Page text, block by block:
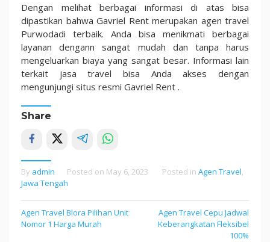
Dengan melihat berbagai informasi di atas bisa
dipastikan bahwa Gavriel Rent merupakan agen travel
Purwodadi terbaik. Anda bisa menikmati berbagai
layanan dengann sangat mudah dan tanpa harus
mengeluarkan biaya yang sangat besar. Informasi lain
terkait jasa travel bisa Anda akses dengan
mengunjungi situs resmi Gavriel Rent .
Share
By admin Posted on May 6, 2023 Posted in Agen Travel
Jawa Tengah
Post
navigation
Agen Travel Blora Pilihan Unit
Nomor 1 Harga Murah
Agen Travel Cepu Jadwal
Keberangkatan Fleksibel
100%